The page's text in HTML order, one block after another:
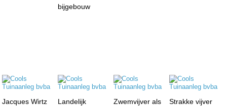
bijgebouw
Jacques Wirtz
Landelijk
Zwemvijver als
Strakke vijver